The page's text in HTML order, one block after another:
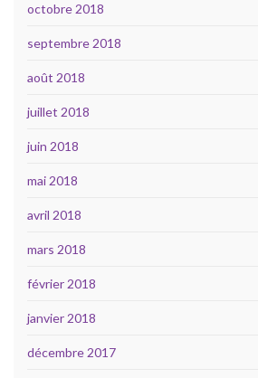
octobre 2018
septembre 2018
août 2018
juillet 2018
juin 2018
mai 2018
avril 2018
mars 2018
février 2018
janvier 2018
décembre 2017